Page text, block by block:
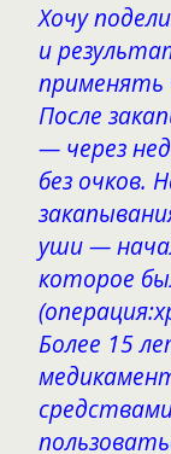
Хочу
и
применять
После
— через
без очков.
уши —
которое
Более 15